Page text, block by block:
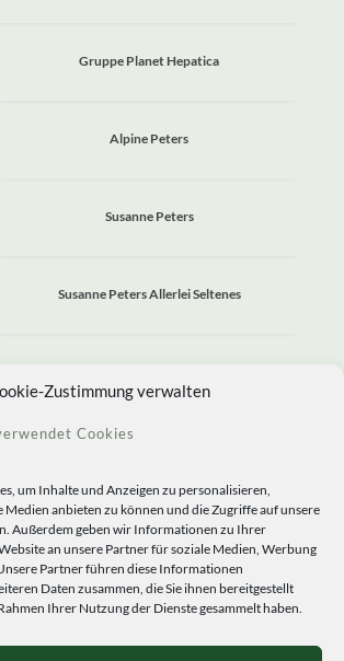
Zustimmung verwalten
Cookies
um Inhalte und Anzeigen zu personalisieren,
anbieten zu können und die Zugriffe auf unsere
Außerdem geben wir Informationen zu Ihrer
an unsere Partner für soziale Medien, Werbung
Partner führen diese Informationen
Daten zusammen, die Sie ihnen bereitgestellt
Ihrer Nutzung der Dienste gesammelt haben.
Gruppe Planet Hepatica
Alpine Peters
Susanne Peters
Susanne Peters Allerlei Seltenes
Peters. All Rights Reserved.